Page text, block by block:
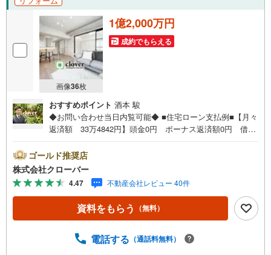
画像36枚
1億2,000万円
成約でもらえる
おすすめポイント 酒本 駿
◆お問い合わせ当日内覧可能◆ ■住宅ローン支払例■【月々
返済額 33万4842円】頭金0円 ボーナス返済額0円 借入
合 ●住宅ローン、諸費用ローンお気軽にご相談下さい！港
区赤坂に佇むシティーマンション赤坂。事務所利用可能。
千代田線「赤坂」駅徒歩3分、銀座線・南北線「溜池山王」
駅徒歩10分、丸ノ内線「赤坂見附」駅徒歩11分。周辺には
赤坂サカスをはじめ商業施設で賑わいがあり、生活環境も
整っています。1979年築、SRC造9階建て、総戸数52戸の
上階、ルーフバルコニー付の角部屋。内装は新規リノベー
ゴールド推奨店
株式会社クローバー
4.47 不動産会社レビュー 40件
資料をもらう （無料）
電話する （通話料無料）